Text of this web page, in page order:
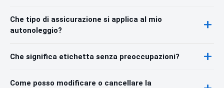
Che tipo di assicurazione si applica al mio
autonoleggio?
Che significa etichetta senza preoccupazioni?
Come posso modificare o cancellare la